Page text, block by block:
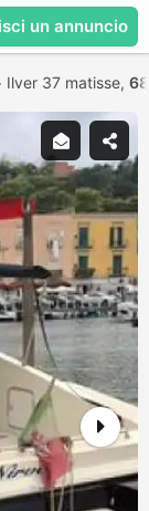
un annuncio
Ilver 37 matisse,